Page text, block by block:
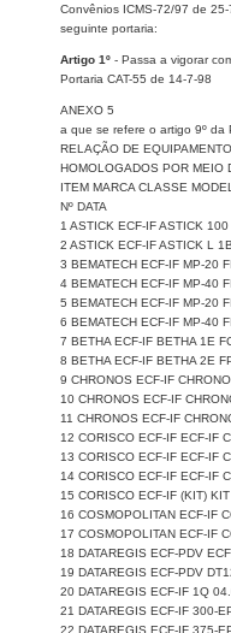
Convênios ICMS-72/97 de
seguinte portaria:
Artigo 1º - Passa a vigorar
Portaria CAT-55 de 14-7-98
ANEXO 5
a que se refere o artigo 9º da
RELAÇÃO DE
HOMOLOGADOS POR MEIO
ITEM MARCA CLASSE
Nº DATA
1 ASTICK ECF-IF ASTICK
2 ASTICK ECF-IF ASTICK L
3 BEMATECH ECF-IF MP-20
4 BEMATECH ECF-IF MP-40
5 BEMATECH ECF-IF MP-20
6 BEMATECH ECF-IF MP-40
7 BETHA ECF-IF BETHA 1E
8 BETHA ECF-IF BETHA 2E
9 CHRONOS ECF-IF
10 CHRONOS ECF-IF
11 CHRONOS ECF-IF
12 CORISCO ECF-IF ECF-IF
13 CORISCO ECF-IF ECF-IF
14 CORISCO ECF-IF ECF-IF
15 CORISCO ECF-IF (KIT)
16 COSMOPOLITAN ECF-IF
17 COSMOPOLITAN ECF-IF
18 DATAREGIS ECF-PDV
19 DATAREGIS ECF-PDV
20 DATAREGIS ECF-IF 1Q
21 DATAREGIS ECF-IF 300-
22 DATAREGIS ECF-IF 375-